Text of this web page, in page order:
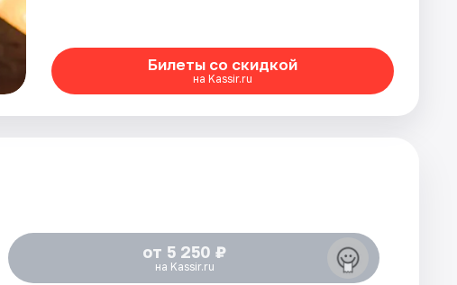
Билеты со скидкой
на Kassir.ru
от 5 250 ₽
на Kassir.ru